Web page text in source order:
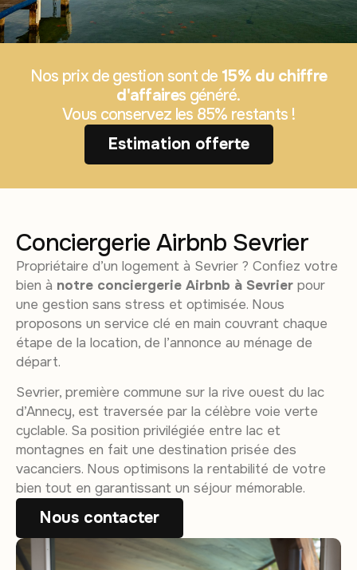
Nos prix de gestion sont de 15% du chiffre
d'affaires généré.
Vous conservez les 85% restants !
Estimation offerte
Conciergerie Airbnb Sevrier
Propriétaire d’un logement à Sevrier ? Confiez votre
bien à notre conciergerie Airbnb à Sevrier pour
une gestion sans stress et optimisée. Nous
proposons un service clé en main couvrant chaque
étape de la location, de l’annonce au ménage de
départ.
Sevrier, première commune sur la rive ouest du lac
d’Annecy, est traversée par la célèbre voie verte
cyclable. Sa position privilégiée entre lac et
montagnes en fait une destination prisée des
vacanciers. Nous optimisons la rentabilité de votre
bien tout en garantissant un séjour mémorable.
Nous contacter